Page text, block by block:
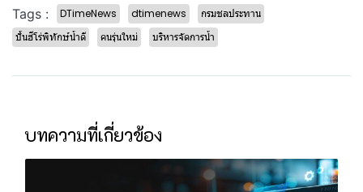
Tags : DTimeNews dtimenews
กรมชลประทาน
ปั้นฮีโร่พิทักษ์นํ้าดี
คนรุ่นใหม่ บริหารจัดการน้ำ
บทความที่เกี่ยวข้อง